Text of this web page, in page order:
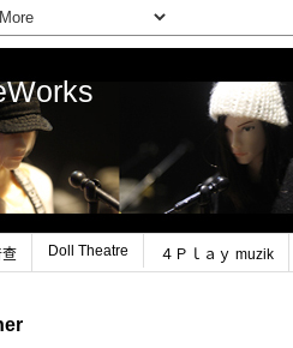
查 Doll Theatre ４Ｐｌａｙ muzik